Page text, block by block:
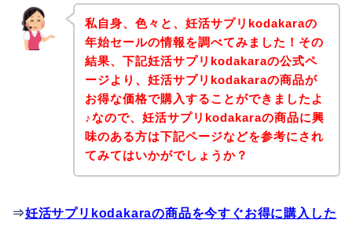
私自身、色々と、妊活サプリkodakaraの
年始セールの情報を調べてみました！その
結果、下記妊活サプリkodakaraの公式ペ
ージより、妊活サプリkodakaraの商品が
お得な価格で購入することができましたよ
♪なので、妊活サプリkodakaraの商品に興
味のある方は下記ページなどを参考にされ
てみてはいかがでしょうか？
⇒妊活サプリkodakaraの商品を今すぐお得に購入した